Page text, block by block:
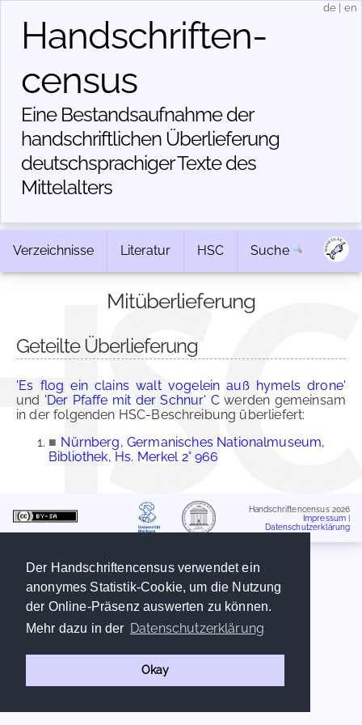
Der Handschriftencensus verwendet ein
anonymes Statistik-Cookie, um die Nutzung
der Online-Präsenz auswerten zu können.
Mehr dazu in der Datenschutzerklärung
Okay
Handschriften­
census
Eine Bestandsaufnahme der
handschriftlichen Über­lieferung
deutschsprachiger Texte des
Mittelalters
de en
Verzeichnisse Literatur HSC Suche
Mitüberlieferung
Geteilte Überlieferung
'Es flog ein clains walt vogelein auß hymels drone'
und 'Der Pfaffe mit der Schnur' C werden gemeinsam
in der folgenden HSC-Beschreibung überliefert:
■ Nürnberg, Germanisches Nationalmuseum,
Bibliothek, Hs. Merkel 2° 966
Handschriftencensus 2026
Impressum
Datenschutzerklärung